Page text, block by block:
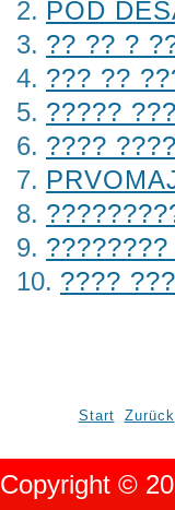
POD
?? ?? ?
??? ??
?????
????
????
Start Zurück
Copyright ©